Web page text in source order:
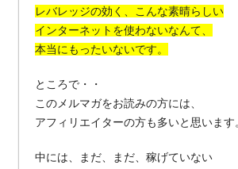
レバレッジの効く、こんな素晴らしい
インターネットを使わないなんて、
本当にもったいないです。
ところで・・
このメルマガをお読みの方には、
アフィリエイターの方も多いと思います
中には、まだ、まだ、稼げていない